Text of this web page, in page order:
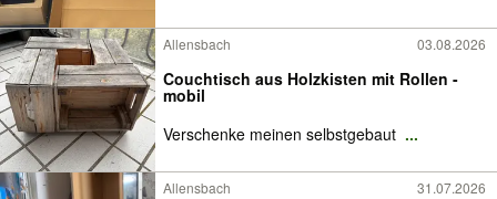
Allensbach 03.08.2026
Couchtisch aus Holzkisten mit Rollen -
mobil
Verschenke meinen selbstgebaut ...
Allensbach 31.07.2026